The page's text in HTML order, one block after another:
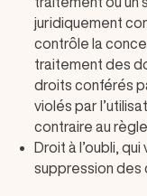
juridiquement
contrôle la
traitement des
droits conférés
violés par
contraire au
Droit à l’oubli,
suppression des